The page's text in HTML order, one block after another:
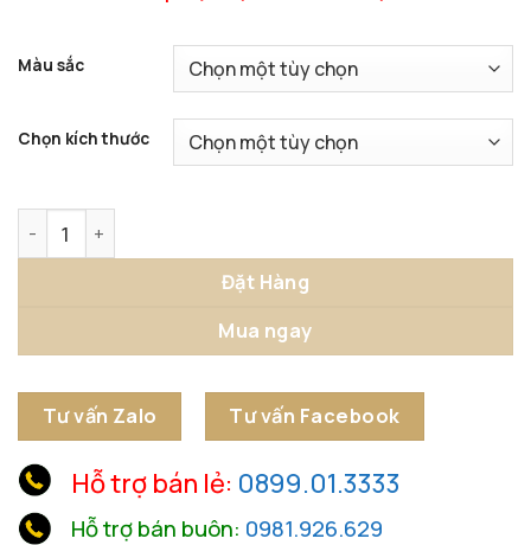
Màu sắc
Chọn kích thước
Đặt Hàng
Mua ngay
Tư vấn Zalo Tư vấn Facebook
Hỗ trợ bán lẻ: 0899.01.3333
Hỗ trợ bán buôn: 0981.926.629